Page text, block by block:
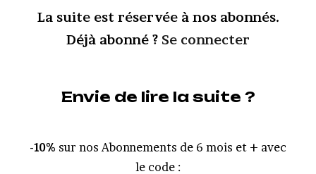
La suite est réservée à nos abonnés.
Déjà abonné ? Se connecter
Envie de lire la suite ?
-10% sur nos Abonnements de 6 mois et + avec
le code :